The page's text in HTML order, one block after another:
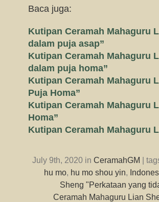
Baca juga:
Kutipan Ceramah Mahaguru
dalam puja asap”
Kutipan Ceramah Mahaguru
dalam puja homa”
Kutipan Ceramah Mahaguru
Puja Homa”
Kutipan Ceramah Mahaguru
Homa”
Kutipan Ceramah Mahaguru
July 9th, 2020 in CeramahGM |
hu mo, hu mo shou yin,
Sheng "Perkataan yang
Ceramah Mahaguru Lian